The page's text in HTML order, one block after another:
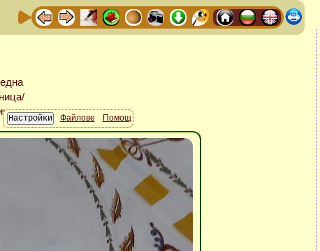
Файлове Помощ